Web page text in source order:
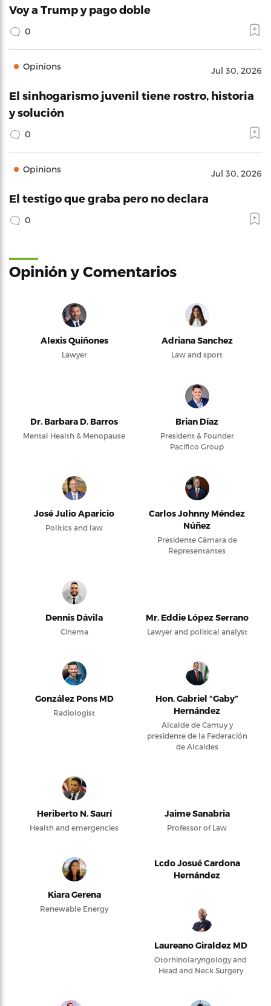
Voy a Trump y pago doble
0
Opinions Jul 30, 2026
El sinhogarismo juvenil tiene rostro, historia
y solución
0
Opinions Jul 30, 2026
El testigo que graba pero no declara
0
Opinión y Comentarios
Alexis Quiñones
Lawyer
Adriana Sanchez
Law and sport
Dr. Barbara D. Barros
Mental Health & Menopause
Brian Díaz
President & Founder
Pacifico Group
José Julio Aparicio
Politics and law
Carlos Johnny Méndez
Núñez
Presidente Cámara de
Representantes
Dennis Dávila
Cinema
Mr. Eddie López Serrano
Lawyer and political analyst
González Pons MD
Radiologist
Hon. Gabriel “Gaby”
Hernández
Alcalde de Camuy y
presidente de la Federación
de Alcaldes
Heriberto N. Saurí
Health and emergencies
Jaime Sanabria
Professor of Law
Kiara Gerena
Renewable Energy
Lcdo Josué Cardona
Hernández
Laureano Giraldez MD
Otorhinolaryngology and
Head and Neck Surgery